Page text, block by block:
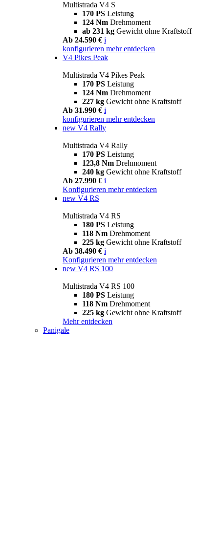
Multistrada V4 S
170 PS Leistung
124 Nm Drehmoment
ab 231 kg Gewicht ohne Kraftstoff
Ab 24.590 € i
konfigurieren mehr entdecken
V4 Pikes Peak
Multistrada V4 Pikes Peak
170 PS Leistung
124 Nm Drehmoment
227 kg Gewicht ohne Kraftstoff
Ab 31.990 € i
konfigurieren mehr entdecken
new V4 Rally
Multistrada V4 Rally
170 PS Leistung
123,8 Nm Drehmoment
240 kg Gewicht ohne Kraftstoff
Ab 27.990 € i
Konfigurieren mehr entdecken
new V4 RS
Multistrada V4 RS
180 PS Leistung
118 Nm Drehmoment
225 kg Gewicht ohne Kraftstoff
Ab 38.490 € i
Konfigurieren mehr entdecken
new V4 RS 100
Multistrada V4 RS 100
180 PS Leistung
118 Nm Drehmoment
225 kg Gewicht ohne Kraftstoff
Mehr entdecken
Panigale